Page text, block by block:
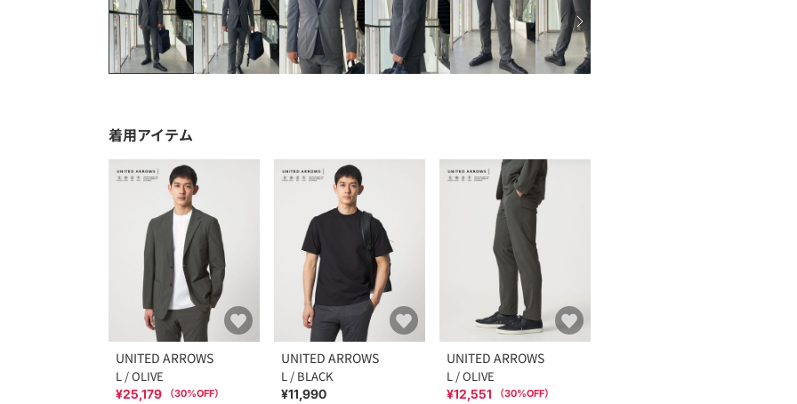
着用アイテム
UNITED ARROWS
L / OLIVE
¥25,179 （30%OFF）
UNITED ARROWS
L / BLACK
¥11,990
UNITED ARROWS
L / OLIVE
¥12,551 （30%OFF）